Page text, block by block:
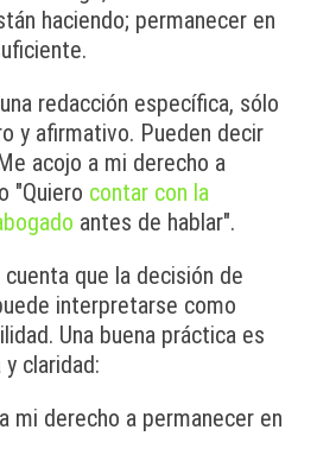
haciendo; permanecer en
redacción específica, sólo
y afirmativo. Pueden decir
acojo a mi derecho a
"Quiero contar con la
antes de hablar".
que la decisión de
interpretarse como
Una buena práctica es
claridad:
mi derecho a permanecer en